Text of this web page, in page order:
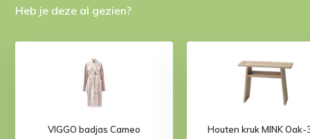
Heb je deze al gezien?
VIGGO badjas Cameo Houten kruk MINK Oak-